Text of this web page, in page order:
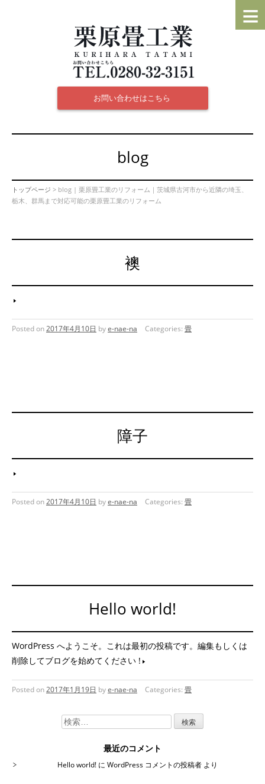
お問い合わせはこちら
≡
blog
トップページ > blog | 栗原畳工業のリフォーム｜茨城県古河市から近隣の埼玉、
栃木、群馬まで対応可能の栗原畳工業のリフォーム
襖
Posted on2017年4月10日 bye-nae-na Categories: 畳
障子
Posted on2017年4月10日 bye-nae-na Categories: 畳
Hello world!
WordPress へようこそ。これは最初の投稿です。編集もしくは
削除してブログを始めてください !
Posted on2017年1月19日 bye-nae-na Categories: 畳
検
最近のコメント
Hello world! に WordPress コメントの投稿者 より